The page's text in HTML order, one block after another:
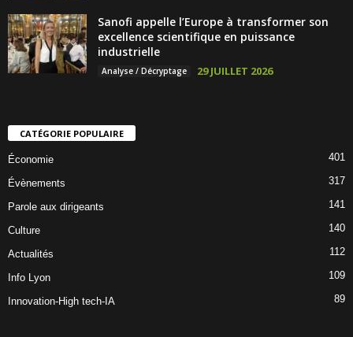
Sanofi appelle l’Europe à transformer son
excellence scientifique en puissance
industrielle
Analyse / Décryptage 29 JUILLET 2026
CATÉGORIE POPULAIRE
Économie 401
Évènements 317
Parole aux dirigeants 141
Culture 140
Actualités 112
Info Lyon 109
Innovation-High tech-IA 89